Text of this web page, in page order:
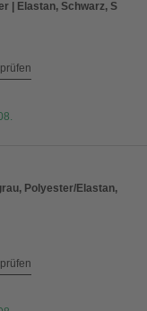
| Elastan, Schwarz, S
Polyester/Elastan,